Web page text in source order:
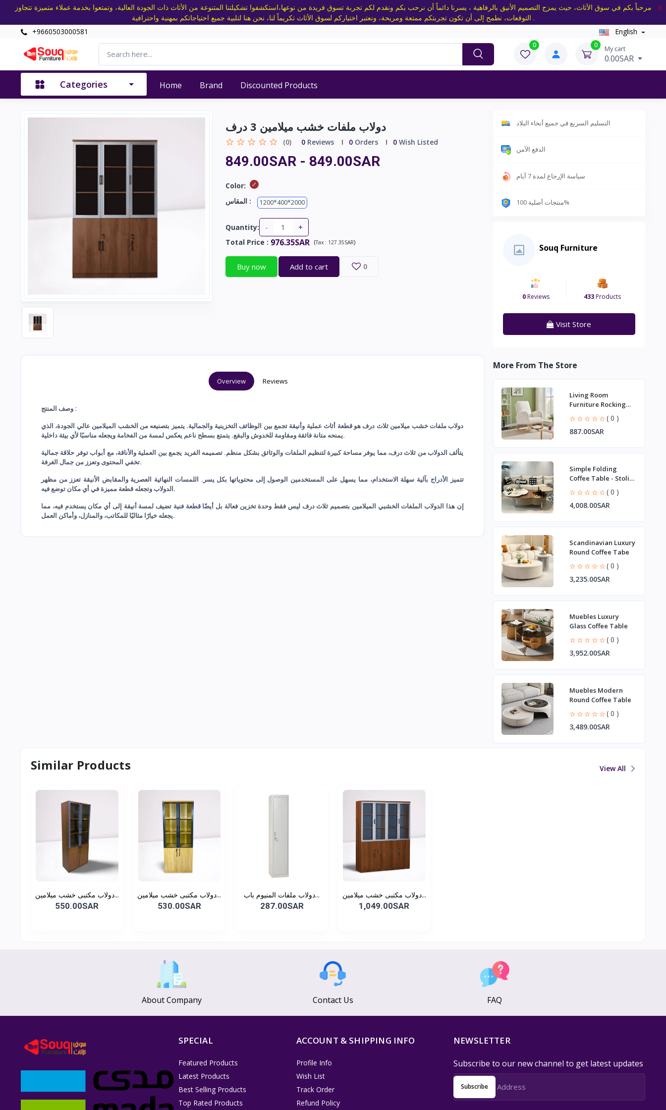
مرحباً بكم في سوق الأثاث، حيث يمزج التصميم الأنيق بالرفاهية ، يسرنا دائماً أن نرحب بكم ونقدم لكم تجربة تسوق فريدة من نوعها،استكشفوا تشكيلتنا المتنوعة من الأثاث ذات الجودة العالية، وتمتعوا بخدمة عملاء متميزة تتجاوز
التوقعات، نطمح إلى أن تكون تجربتكم ممتعة ومريحة، ونعتبر اختياركم لسوق الأثاث تكريماً لنا، نحن هنا لتلبية جميع احتياجاتكم بمهنية واحترافية .
X
+9660503000581 English
0 0 My cart
0.00SAR
Categories Home Brand Discounted Products
دولاب ملفات خشب ميلامين 3 درف
(0) 0Reviews 0Orders 0Wish Listed
849.00SAR - 849.00SAR
Color:
المقاس :
1200*400*2000
Quantity: - +
Total Price : 976.35SAR (Tax : 127.35SAR)
Buy now Add to cart 0
Overview Reviews
وصف المنتج :
دولاب ملفات خشب ميلامين ثلاث درف هو قطعة أثاث عملية وأنيقة تجمع بين الوظائف التخزينية والجمالية. يتميز بتصنيعه من الخشب الميلامين عالي الجودة، الذي
يمنحه متانة فائقة ومقاومة للخدوش والبقع. يتمتع بسطح ناعم يعكس لمسة من الفخامة ويجعله مناسبًا لأي بيئة داخلية.
يتألف الدولاب من ثلاث درف، مما يوفر مساحة كبيرة لتنظيم الملفات والوثائق بشكل منظم. تصميمه الفريد يجمع بين العملية والأناقة، مع أبواب توفر حلاقة جمالية
تخفي المحتوى وتعزز من جمال الغرفة.
تتميز الأدراج بآلية سهلة الاستخدام، مما يسهل على المستخدمين الوصول إلى محتوياتها بكل يسر. اللمسات النهائية العصرية والمقابض الأنيقة تعزز من مظهر
الدولاب وتجعله قطعة مميزة في أي مكان توضع فيه.
إن هذا الدولاب الملفات الخشبي الميلامين بتصميم ثلاث درف ليس فقط وحدة تخزين فعالة بل أيضًا قطعة فنية تضيف لمسة أنيقة إلى أي مكان يستخدم فيه، مما
يجعله خيارًا مثاليًا للمكاتب، والمنازل، وأماكن العمل.
التسليم السريع في جميع أنحاء البلاد
الدفع الآمن
سياسة الإرجاع لمدة 7 أيام
منتجات أصلية 100%
Souq Furniture
0Reviews 433Products
Visit Store
More From The Store
Living Room
Furniture Rocking
Chair Mid-Century
Modern Armchair
Upholstered Tall
( 0 )
887.00SAR
Simple Folding
Coffee Table - Stoliki
Kawowe Model
( 0 )
4,008.00SAR
Scandinavian Luxury
Round Coffee Tabe
( 0 )
3,235.00SAR
Muebles Luxury
Glass Coffee Table
( 0 )
3,952.00SAR
Muebles Modern
Round Coffee Table
( 0 )
3,489.00SAR
Similar Products View All
دولاب مكتبى خشب ميلامين...
550.00SAR
دولاب مكتبى خشب ميلامين...
530.00SAR
دولاب ملفات المنيوم باب...
287.00SAR
دولاب مكتبى خشب ميلامين...
1,049.00SAR
About Company Contact Us FAQ
SPECIAL
Featured Products
Latest Products
Best Selling Products
Top Rated Products
ACCOUNT & SHIPPING INFO
Profile Info
Wish List
Track Order
Refund Policy
NEWSLETTER
Subscribe to our new channel to get latest updates
Subscribe